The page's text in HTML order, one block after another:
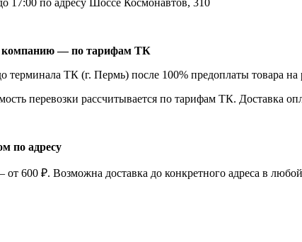
17:00 по адресу Шоссе Космонавтов, 310
компанию — по тарифам ТК
терминала ТК (г. Пермь) после 100% предоплаты товара
перевозки рассчитывается по тарифам ТК. Доставка
по адресу
600 ₽. Возможна доставка до конкретного адреса в